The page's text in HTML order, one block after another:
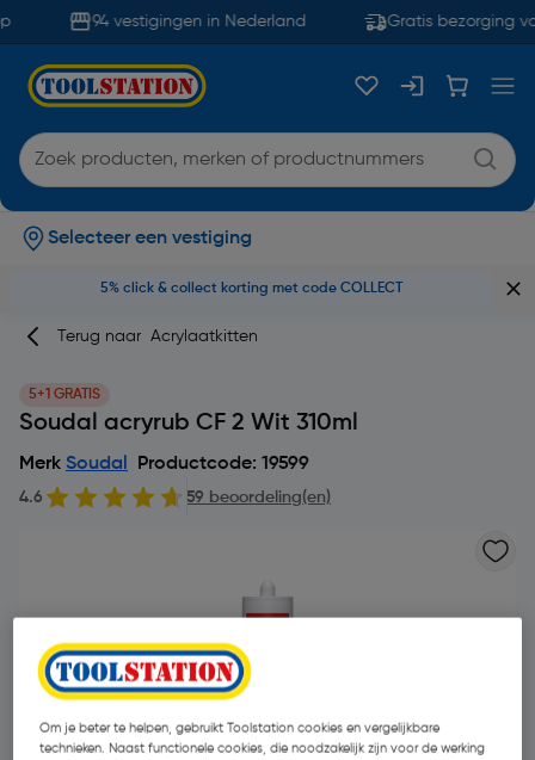
94 vestigingen in Nederland Gratis bezorging
Selecteer een vestiging
5% click & collect korting met code COLLECT
Terug naar Acrylaatkitten
5+1 GRATIS
Soudal acryrub CF 2 Wit 310ml
Merk Soudal Productcode: 19599
4.6 59 beoordeling(en)
Om je beter te helpen, gebruikt Toolstation cookies en vergelijkbare
technieken. Naast functionele cookies, die noodzakelijk zijn voor de werking